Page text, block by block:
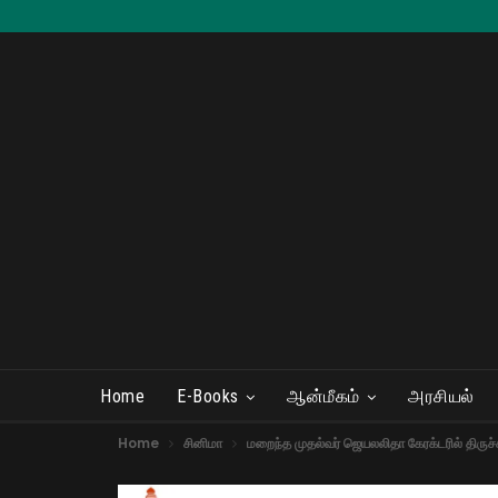
Home E-Books ஆன்மீகம் அரசியல்
Home சினிமா மறைந்த முதல்வர் ஜெயலலிதா கேரக்டரில்